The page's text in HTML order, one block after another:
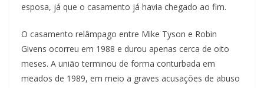
esposa, já que o casamento já havia chegado ao fim.
O casamento relâmpago entre Mike Tyson e Robin
Givens ocorreu em 1988 e durou apenas cerca de oito
meses. A união terminou de forma conturbada em
meados de 1989, em meio a graves acusações de abuso